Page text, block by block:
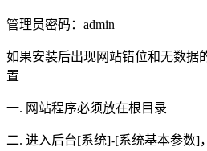
管理员密码：admin
如果安装后出现网站错位和无数据
置
一. 网站程序必须放在根目录
二. 进入后台[系统]-[系统基本参数]